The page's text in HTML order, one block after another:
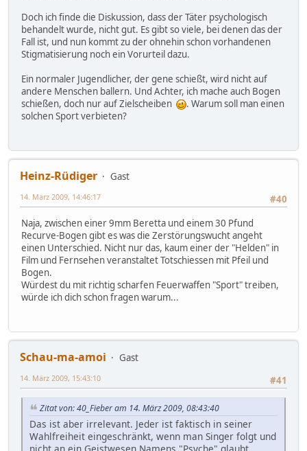
Doch ich finde die Diskussion, dass der Täter psychologisch
behandelt wurde, nicht gut. Es gibt so viele, bei denen das der
Fall ist, und nun kommt zu der ohnehin schon vorhandenen
Stigmatisierung noch ein Vorurteil dazu.
Ein normaler Jugendlicher, der gene schießt, wird nicht auf
andere Menschen ballern. Und Achter, ich mache auch Bogen
schießen, doch nur auf Zielscheiben
. Warum soll man einen
solchen Sport verbieten?
Heinz-Rüdiger
Gast
#40
14. März 2009, 14:46:17
Naja, zwischen einer 9mm Beretta und einem 30 Pfund
Recurve-Bogen gibt es was die Zerstörungswucht angeht
einen Unterschied. Nicht nur das, kaum einer der "Helden" in
Film und Fernsehen veranstaltet Totschiessen mit Pfeil und
Bogen.
Würdest du mit richtig scharfen Feuerwaffen "Sport" treiben,
würde ich dich schon fragen warum...
Schau-ma-amoi
Gast
#41
14. März 2009, 15:43:10
Zitat von: 40_Fieber am 14. März 2009, 08:43:40
Das ist aber irrelevant. Jeder ist faktisch in seiner
Wahlfreiheit eingeschränkt, wenn man Singer folgt und